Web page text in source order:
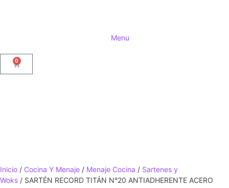
Menu
0
Inicio / Cocina Y Menaje / Menaje Cocina / Sartenes y
Woks / SARTÉN RECORD TITÁN N°20 ANTIADHERENTE ACERO